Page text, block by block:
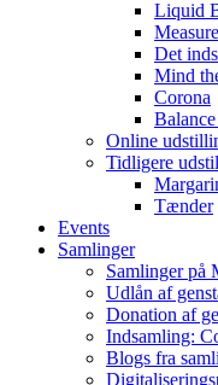
Liquid
Det
Mind
Corona
Online
Tidligere
Tænder
Events
Samlinger
Samlinger på
Udlån af
Donation af
Indsamling:
Blogs fra